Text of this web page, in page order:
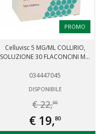
PROMO
Celluvisc 5 MG/ML COLLIRIO,
SOLUZIONE 30 FLACONCINI M...
034447045
DISPONIBILE
€ 22,00
€ 19,80